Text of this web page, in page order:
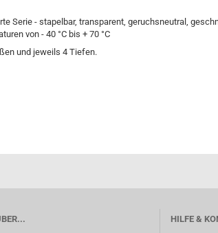
Serie - stapelbar, transparent, geruchsneutral,
von - 40 °C bis + 70 °C
und jeweils 4 Tiefen.
HILFE &